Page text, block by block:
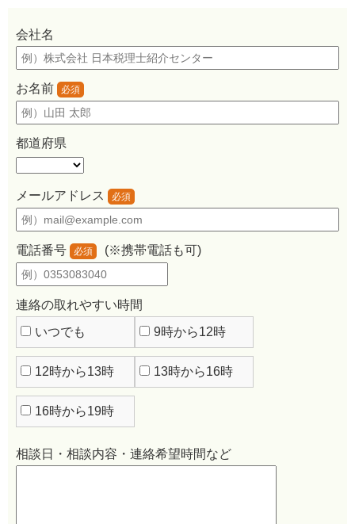
会社名
お名前 必須
都道府県
メールアドレス 必須
電話番号 必須 (※携帯電話も可)
連絡の取れやすい時間
いつでも
9時から12時
12時から13時 13時から16時
16時から19時
相談日・相談内容・連絡希望時間など